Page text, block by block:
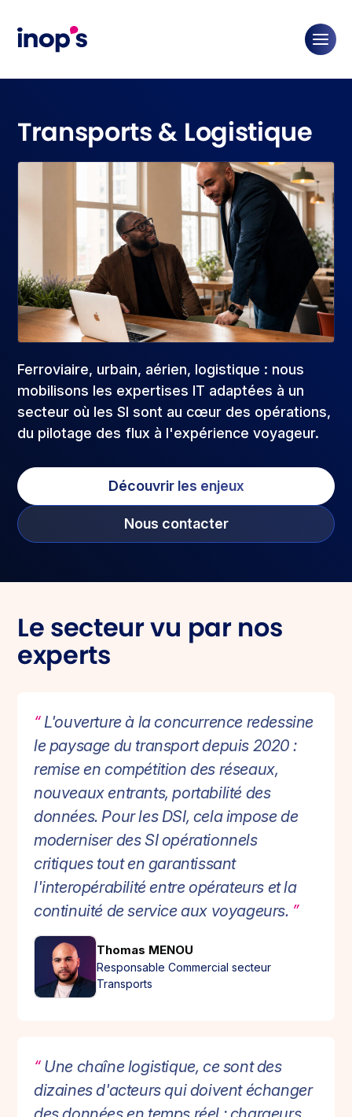
Transports & Logistique
Ferroviaire, urbain, aérien, logistique : nous
mobilisons les expertises IT adaptées à un
secteur où les SI sont au cœur des opérations,
du pilotage des flux à l'expérience voyageur.
Découvrir les enjeux
Nous contacter
Le secteur vu par nos
experts
“L'ouverture à la concurrence redessine
le paysage du transport depuis 2020 :
remise en compétition des réseaux,
nouveaux entrants, portabilité des
données. Pour les DSI, cela impose de
moderniser des SI opérationnels
critiques tout en garantissant
l'interopérabilité entre opérateurs et la
continuité de service aux voyageurs. ”
Thomas MENOU
Responsable Commercial secteur
Transports
“Une chaîne logistique, ce sont des
dizaines d'acteurs qui doivent échanger